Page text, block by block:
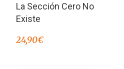
en
4.00
La Sección Cero No
Existe
24,90€